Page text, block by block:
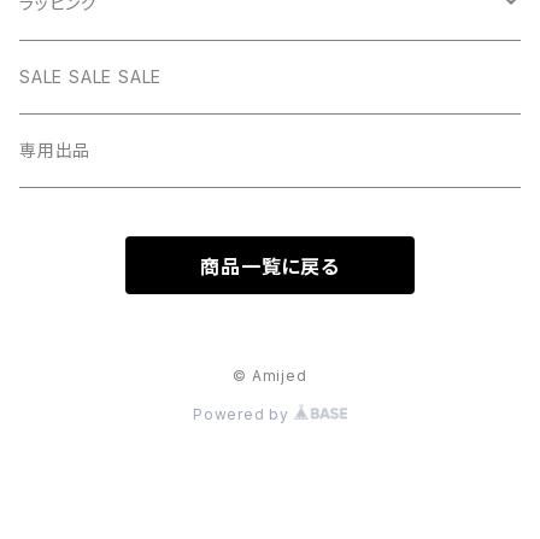
PICTURE
RED
PICTURE
EARRING
MEXICAN CROSS
オリジナルポーチ
Pouch S
ナップサック
ネックレスギフトBOX
ラッピング
SALE SALE SALE
専用出品
商品一覧に戻る
© Amijed
Powered by